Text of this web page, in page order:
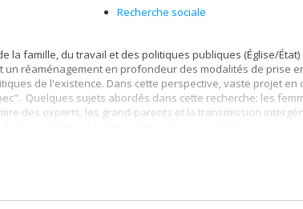
Recherche sociale
famille, du travail et des politiques publiques (Église/État)
réaménagement en profondeur des modalités de prise
de l'existence. Dans cette perspective, vaste projet en
Quelques sujets abordés dans cette recherche: les
des experts, les grand-parents et la transmission